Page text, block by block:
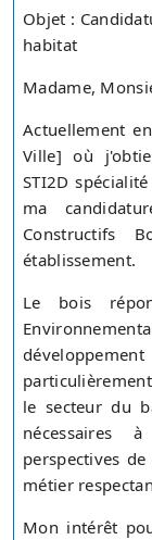
Objet :
habitat
Madame,
Actuellement
Ville] où
STI2D
ma
Constructifs
établissement.
Le bois
le secteur du
nécessaires
perspectives
métier
Mon intérêt